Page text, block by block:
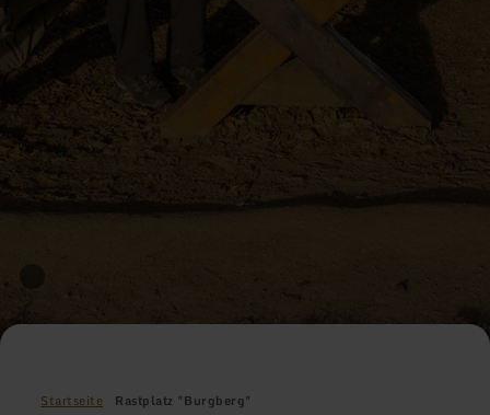
Startseite Rastplatz "Burgberg"